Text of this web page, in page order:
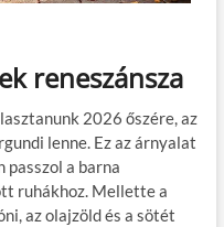
reneszánsza
2026 őszére, az
lenne. Ez az árnyalat
passzol a barna
ruhákhoz. Mellette a
az olajzöld és a sötét